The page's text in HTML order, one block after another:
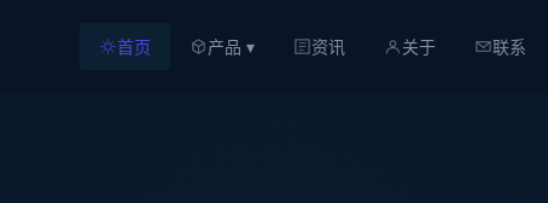
首页 产品 ▾ 资讯 关于 联系